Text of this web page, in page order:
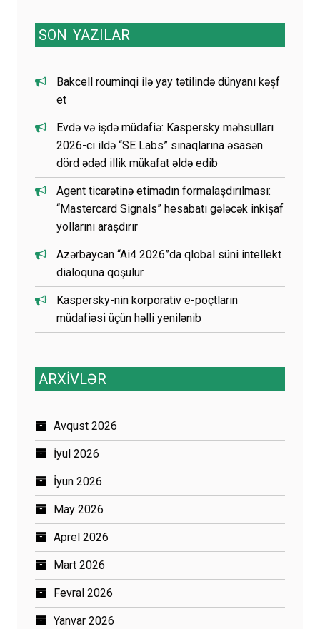
SON YAZILAR
Bakcell rouminqi ilə yay tətilində dünyanı kəşf
et
Evdə və işdə müdafiə: Kaspersky məhsulları
2026-cı ildə “SE Labs” sınaqlarına əsasən
dörd ədəd illik mükafat əldə edib
Agent ticarətinə etimadın formalaşdırılması:
“Mastercard Signals” hesabatı gələcək inkişaf
yollarını araşdırır
Azərbaycan “Ai4 2026”da qlobal süni intellekt
dialoquna qoşulur
Kaspersky-nin korporativ e-poçtların
müdafiəsi üçün həlli yenilənib
ARXİVLƏR
Avqust 2026
İyul 2026
İyun 2026
May 2026
Aprel 2026
Mart 2026
Fevral 2026
Yanvar 2026